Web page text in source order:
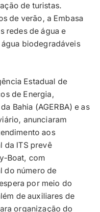
de turistas.
de verão, a Embasa
redes de água e
biodegradáveis
Estadual de
de Energia,
Bahia (AGERBA) e as
anunciaram
aos
da ITS prevê
Boat, com
do número de
por meio do
de auxiliares de
organização do